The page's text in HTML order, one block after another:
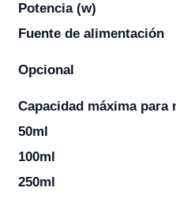
Potencia (w)
Fuente de alimentación
Opcional
Capacidad máxima
50ml
100ml
250ml